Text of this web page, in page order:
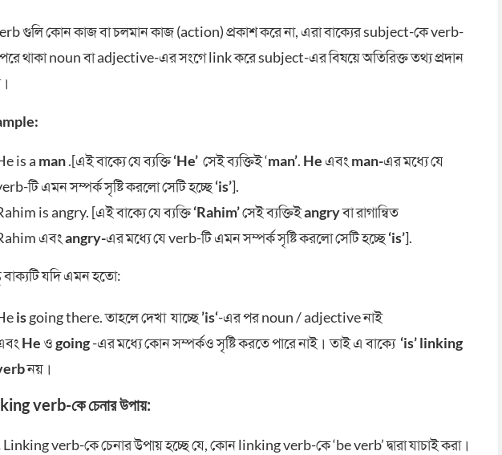
গুলি কোন কাজ বা চলমান কাজ (action) প্রকাশ করে না, এরা বাক্যের subject-কে verb-
পরে থাকা noun বা adjective-এর সংগে link করে subject-এর বিষয়ে অতিরিক্ত তথ্য প্রদান
is a man.[এই বাক্যে যে ব্যক্তি‘He’ সেই ব্যক্তিই ‘man’. He এবং man-এর মধ্যে যে
টি এমন সম্পর্ক সৃষ্টি করলো সেটি হচ্ছে‘is’].
is angry. [এই বাক্যে যে ব্যক্তি‘Rahim’সেই ব্যক্তিইangryবা রাগান্বিত
এবংangry-এর মধ্যে যে verb-টি এমন সম্পর্ক সৃষ্টি করলো সেটি হচ্ছে‘is’].
বাক্যটি যদি এমন হতো:
isgoing there. তাহলে দেখা যাচ্ছে’is‘-এর পর noun / adjective নাই
Heওgoing-এর মধ্যে কোন সম্পর্কও সৃষ্টি করতে পারে নাই। তাই এ বাক্যে‘is’linking
নয়।
verb-কে চেনার উপায়:
Linking verb-কে চেনার উপায় হচ্ছে যে, কোন linking verb-কে ‘be verb’ দ্বারা যাচাই করা।